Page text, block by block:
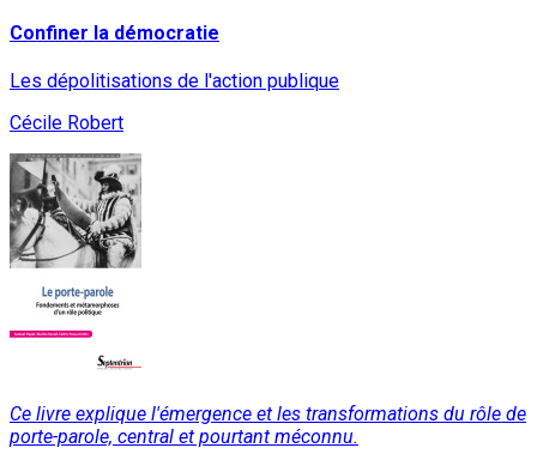
Confiner la démocratie
Les dépolitisations de l'action publique
Cécile Robert
Ce livre explique l'émergence et les transformations du rôle de
porte-parole, central et pourtant méconnu.